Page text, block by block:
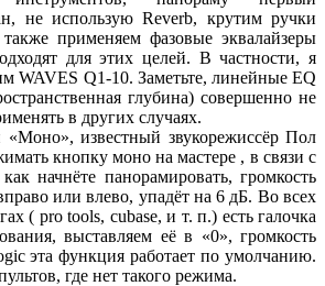
не использую Reverb, крутим ручки
применяем фазовые эквалайзеры
для этих целей. В частности, я
WAVES Q1-10. Заметьте, линейные EQ
глубина) совершенно не
в других случаях.
«Моно», известный звукорежиссёр Пол
кнопку моно на мастере , в связи с
начнёте панорамировать, громкость
или влево, упадёт на 6 дБ. Во всех
( pro tools, cubase, и т. п.) есть галочка
выставляем её в «0», громкость
эта функция работает по умолчанию.
где нет такого режима.